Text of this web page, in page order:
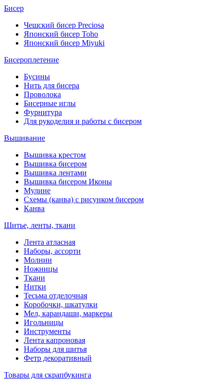
Бисер
Чешский бисер Preciosa
Японский бисер Toho
Японский бисер Miyuki
Бисероплетение
Бусины
Нить для бисера
Проволока
Бисерные иглы
Фурнитура
Для рукоделия и работы с бисером
Вышивание
Вышивка крестом
Вышивка бисером
Вышивка лентами
Вышивка бисером Иконы
Мулине
Схемы (канва) с рисунком бисером
Канва
Шитье, ленты, ткани
Лента атласная
Наборы, ассорти
Молнии
Ножницы
Ткани
Нитки
Тесьма отделочная
Коробочки, шкатулки
Мел, карандаши, маркеры
Игольницы
Инструменты
Лента капроновая
Наборы для шитья
Фетр декоративный
Товары для скрапбукинга